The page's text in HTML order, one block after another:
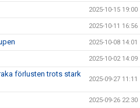
2025-10-15 19:00
2025-10-11 16:56
2025-10-08 14:01
2025-10-02 14:09
förlusten trots stark
2025-09-27 11:11
2025-09-26 22:30